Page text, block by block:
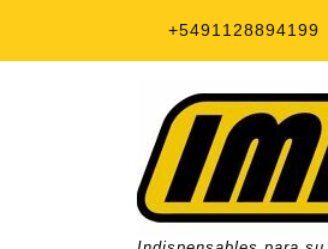
contenido
+5491128894199